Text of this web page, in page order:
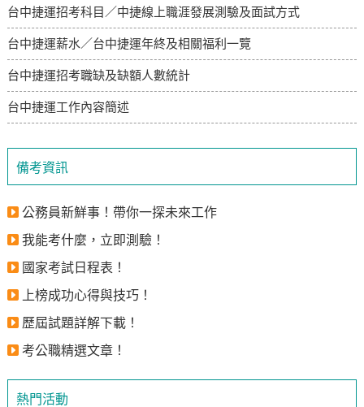
備考資訊
公務員新鮮事！帶你一探未來工作
我能考什麼，立即測驗！
國家考試日程表！
上榜成功心得與技巧！
歷屆試題詳解下載！
考公職精選文章！
熱門活動
台中捷運招考科目／中捷線上職涯發展測驗及面試方式
台中捷運薪水／台中捷運年終及相關福利一覽
台中捷運招考職缺及缺額人數統計
台中捷運工作內容簡述